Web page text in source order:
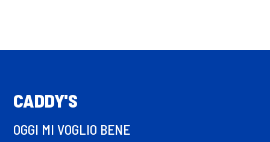
CADDY'S
OGGI MI VOGLIO BENE